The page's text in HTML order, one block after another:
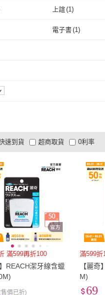
上誼 (1)
MIAU(1)
電子書(1)
有影片
電視購物
速到貨 超商取貨 0利率
5
滿599再折100
】REACH潔牙線含蠟
售價已折)
滿599折
【麗
M)
69